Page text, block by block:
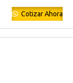
Cotizar Ahora